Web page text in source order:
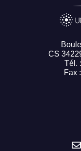
CS
Tél.
Fax